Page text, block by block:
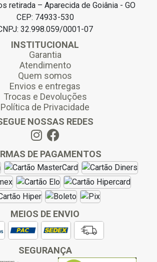
retirada – Aparecida de Goiânia - GO
CEP: 74933-530
32.998.059/0001-07
INSTITUCIONAL
Garantia
Atendimento
Quem somos
Envios e entregas
Trocas e Devoluções
Política de Privacidade
NOSSAS REDES
DE PAGAMENTOS
MEIOS DE ENVIO
SEGURANÇA